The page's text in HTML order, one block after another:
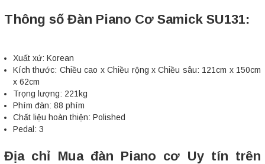
Thông số Đàn Piano Cơ Samick SU131:
Xuất xứ: Korean
Kích thước: Chiều cao x Chiều rộng x Chiều sâu: 121cm x 150cm
x 62cm
Trọng lượng: 221kg
Phím đàn: 88 phím
Chất liệu hoàn thiện: Polished
Pedal: 3
Địa chỉ Mua đàn Piano cơ Uy tín trên